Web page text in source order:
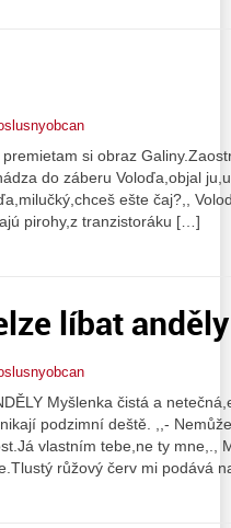
premietam si obraz
do záberu Voloďa,objal
ešte čaj?,,
pirohy,z tranzistoráku […]
líbat anděly
Myšlenka čistá a
podzimní deště. ,,-
vlastním tebe,ne ty mne,.,
růžový červ mi podává